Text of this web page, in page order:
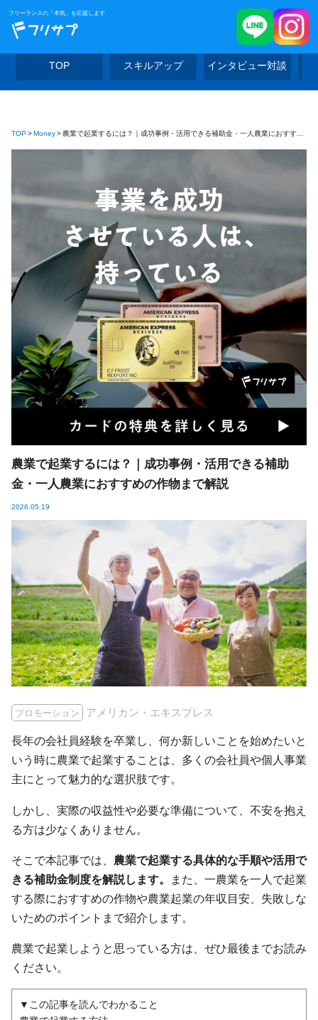
フリーランスの「本気」を応援します
TOP スキルアップ インタビュー対談
TOP Money 農業で起業するには？｜成功事例・活用できる補助金・一人農業におすすめの作物まで解説
農業で起業するには？｜成功事例・活用できる補助
金・一人農業におすすめの作物まで解説
2026.05.19
プロモーション アメリカン・エキスプレス
長年の会社員経験を卒業し、何か新しいことを始めたいと
いう時に農業で起業することは、多くの会社員や個人事業
主にとって魅力的な選択肢です。
しかし、実際の収益性や必要な準備について、不安を抱え
る方は少なくありません。
そこで本記事では、 農業で起業する具体的な手順や活用で
きる補助金制度を解説します。
また、一農業を一人で起業
する際におすすめの作物や農業起業の年収目安、失敗しな
いためのポイントまで紹介します。
農業で起業しようと思っている方は、ぜひ最後までお読み
ください。
▼この記事を読んでわかること